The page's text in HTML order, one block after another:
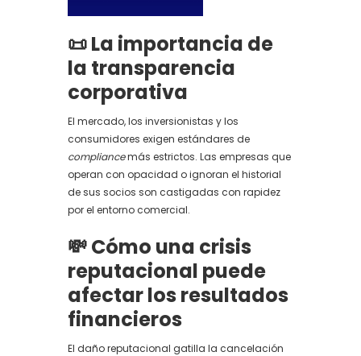
📜 La importancia de
la transparencia
corporativa
El mercado, los inversionistas y los
consumidores exigen estándares de
compliancemás estrictos. Las empresas que
operan con opacidad o ignoran el historial
de sus socios son castigadas con rapidez
por el entorno comercial.
💸 Cómo una crisis
reputacional puede
afectar los resultados
financieros
El daño reputacional gatilla la cancelación